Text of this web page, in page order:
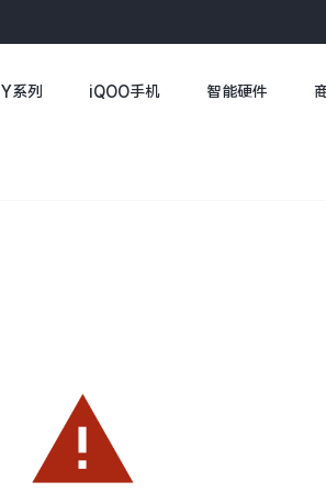
Y系列 iQOO手机 智能硬件